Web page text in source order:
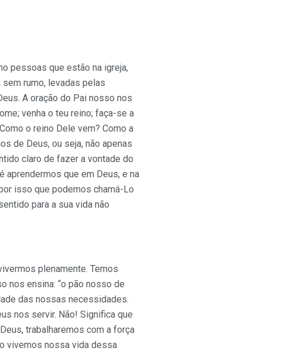
pessoas que estão na igreja,
rumo, levadas pelas
A oração do Pai nosso nos
venha o teu reino; faça-se a
o reino Dele vem? Como a
de Deus, ou seja, não apenas
claro de fazer a vontade do
aprendermos que em Deus, e na
isso que podemos chamá-Lo
para a sua vida não
plenamente. Temos
nos ensina: “o pão nosso de
das nossas necessidades.
nos servir. Não! Significa que
trabalharemos com a força
vivemos nossa vida dessa